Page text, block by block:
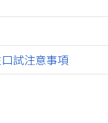
試注意事項